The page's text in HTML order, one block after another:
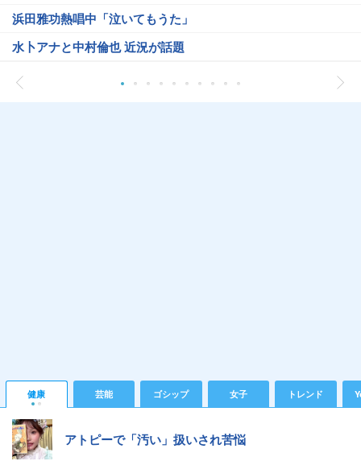
浜田雅功熱唱中「泣いてもうた」
水卜アナと中村倫也 近況が話題
健康 芸能 ゴシップ 女子 トレンド
アトピーで「汚い」扱いされ苦悩